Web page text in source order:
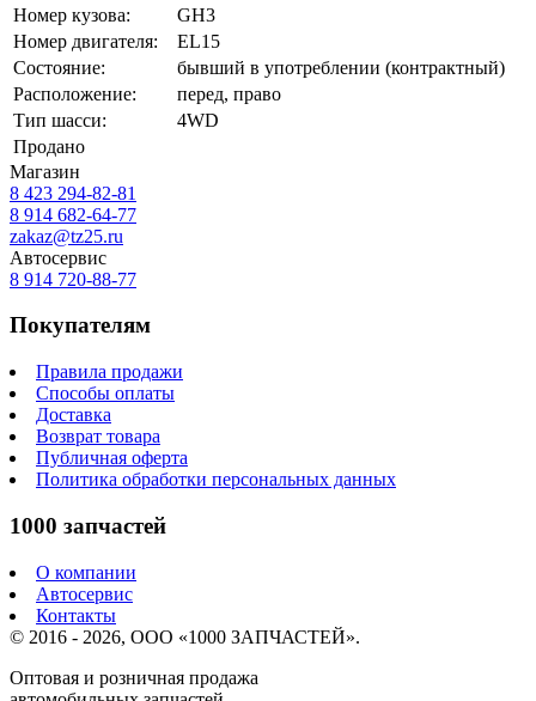
Номер кузова:
GH3
Номер двигателя:
EL15
Состояние:
бывший в употреблении (контрактный)
Расположение:
перед, право
Тип шасси:
4WD
Продано
Магазин
8 423 294-82-81
8 914 682-64-77
zakaz@tz25.ru
Автосервис
8 914 720-88-77
Покупателям
Правила продажи
Способы оплаты
Доставка
Возврат товара
Публичная оферта
Политика обработки персональных данных
1000 запчастей
О компании
Автосервис
Контакты
© 2016 - 2026, ООО «1000 ЗАПЧАСТЕЙ».
Оптовая и розничная продажа